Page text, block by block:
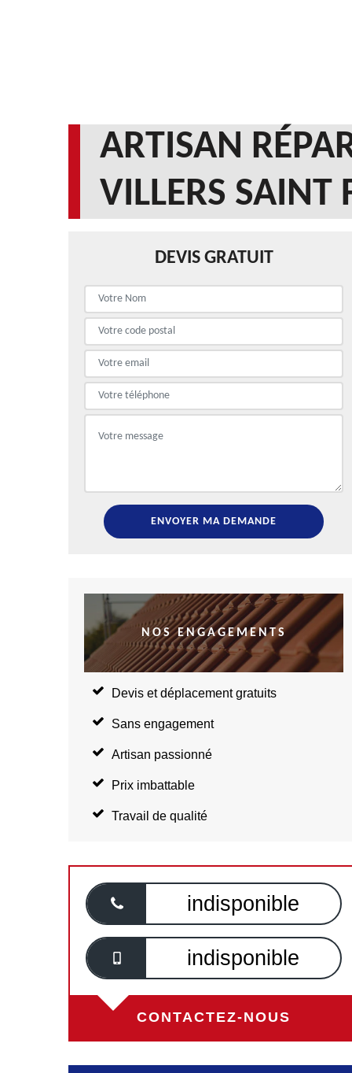
ARTISAN
VILLERS
DEVIS GRATUIT
NOS ENGAGEMENTS
Devis et déplacement gratuits
Sans engagement
Artisan passionné
Prix imbattable
Travail de qualité
indisponible
indisponible
CONTACTEZ-NOUS